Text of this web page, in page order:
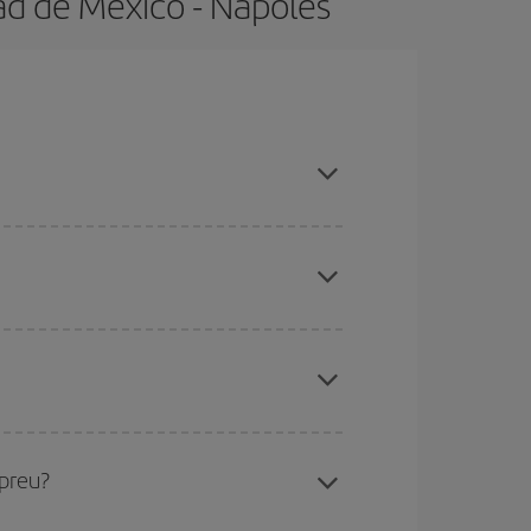
als dies propers
que alguns
el vol, millors preus podràs trobar.